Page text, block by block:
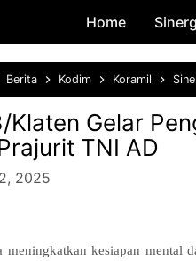
Home
Berita Kodim Koramil
Klaten Gelar
TNI AD
2025
meningkatkan kesiapan mental